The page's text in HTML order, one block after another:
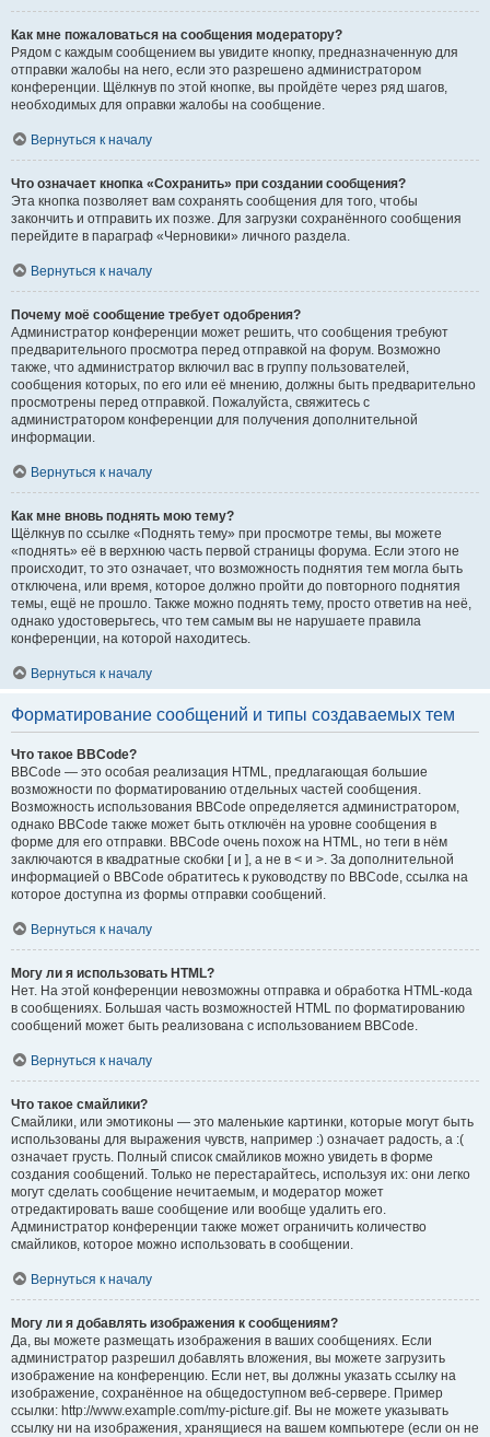
Как мне пожаловаться на сообщения модератору?
Рядом с каждым сообщением вы увидите кнопку, предназначенную для
отправки жалобы на него, если это разрешено администратором
конференции. Щёлкнув по этой кнопке, вы пройдёте через ряд шагов,
необходимых для оправки жалобы на сообщение.
Вернуться к началу
Что означает кнопка «Сохранить» при создании сообщения?
Эта кнопка позволяет вам сохранять сообщения для того, чтобы
закончить и отправить их позже. Для загрузки сохранённого сообщения
перейдите в параграф «Черновики» личного раздела.
Вернуться к началу
Почему моё сообщение требует одобрения?
Администратор конференции может решить, что сообщения требуют
предварительного просмотра перед отправкой на форум. Возможно
также, что администратор включил вас в группу пользователей,
сообщения которых, по его или её мнению, должны быть предварительно
просмотрены перед отправкой. Пожалуйста, свяжитесь с
администратором конференции для получения дополнительной
информации.
Вернуться к началу
Как мне вновь поднять мою тему?
Щёлкнув по ссылке «Поднять тему» при просмотре темы, вы можете
«поднять» её в верхнюю часть первой страницы форума. Если этого не
происходит, то это означает, что возможность поднятия тем могла быть
отключена, или время, которое должно пройти до повторного поднятия
темы, ещё не прошло. Также можно поднять тему, просто ответив на неё,
однако удостоверьтесь, что тем самым вы не нарушаете правила
конференции, на которой находитесь.
Вернуться к началу
Форматирование сообщений и типы создаваемых тем
Что такое BBCode?
BBCode — это особая реализация HTML, предлагающая большие
возможности по форматированию отдельных частей сообщения.
Возможность использования BBCode определяется администратором,
однако BBCode также может быть отключён на уровне сообщения в
форме для его отправки. BBCode очень похож на HTML, но теги в нём
заключаются в квадратные скобки [ и ], а не в < и >. За дополнительной
информацией о BBCode обратитесь к руководству по BBCode, ссылка на
которое доступна из формы отправки сообщений.
Вернуться к началу
Могу ли я использовать HTML?
Нет. На этой конференции невозможны отправка и обработка HTML-кода
в сообщениях. Большая часть возможностей HTML по форматированию
сообщений может быть реализована с использованием BBCode.
Вернуться к началу
Что такое смайлики?
Смайлики, или эмотиконы — это маленькие картинки, которые могут быть
использованы для выражения чувств, например :) означает радость, а :(
означает грусть. Полный список смайликов можно увидеть в форме
создания сообщений. Только не перестарайтесь, используя их: они легко
могут сделать сообщение нечитаемым, и модератор может
отредактировать ваше сообщение или вообще удалить его.
Администратор конференции также может ограничить количество
смайликов, которое можно использовать в сообщении.
Вернуться к началу
Могу ли я добавлять изображения к сообщениям?
Да, вы можете размещать изображения в ваших сообщениях. Если
администратор разрешил добавлять вложения, вы можете загрузить
изображение на конференцию. Если нет, вы должны указать ссылку на
изображение, сохранённое на общедоступном веб-сервере. Пример
ссылки: http://www.example.com/my-picture.gif. Вы не можете указывать
ссылку ни на изображения, хранящиеся на вашем компьютере (если он не